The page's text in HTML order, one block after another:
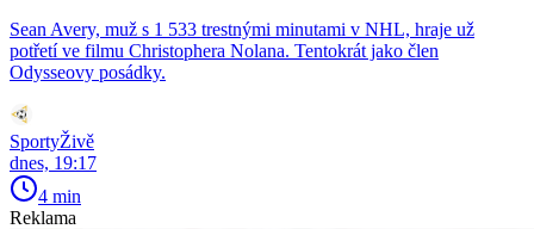
Sean Avery, muž s 1 533 trestnými minutami v NHL, hraje už
potřetí ve filmu Christophera Nolana. Tentokrát jako člen
Odysseovy posádky.
SportyŽivě
dnes, 19:17
4 min
Reklama